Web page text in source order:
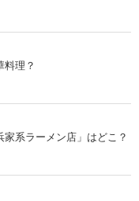
料理？
系ラーメン店」はどこ？